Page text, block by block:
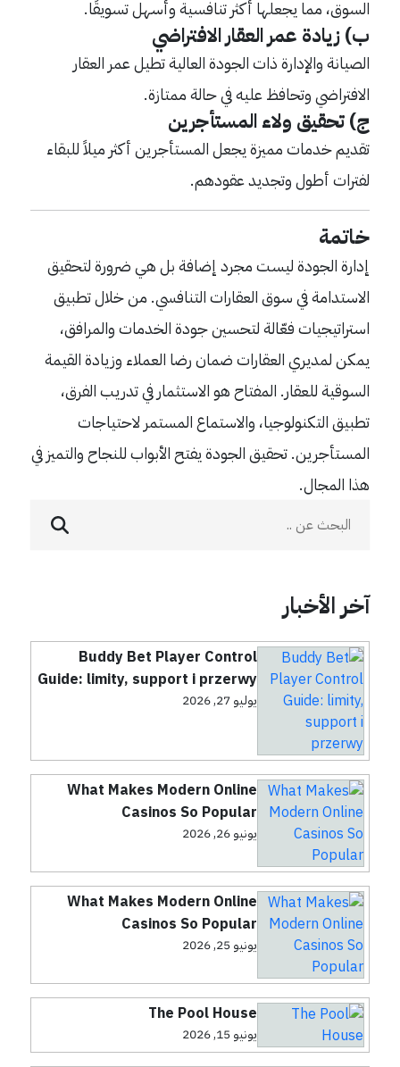
السوق، مما يجعلها أكثر تنافسية وأسهل تسويقًا.
ب) زيادة عمر العقار الافتراضي
الصيانة والإدارة ذات الجودة العالية تطيل عمر العقار
الافتراضي وتحافظ عليه في حالة ممتازة.
ج) تحقيق ولاء المستأجرين
تقديم خدمات مميزة يجعل المستأجرين أكثر ميلاً للبقاء
لفترات أطول وتجديد عقودهم.
خاتمة
إدارة الجودة ليست مجرد إضافة بل هي ضرورة لتحقيق
الاستدامة في سوق العقارات التنافسي. من خلال تطبيق
استراتيجيات فعّالة لتحسين جودة الخدمات والمرافق،
يمكن لمديري العقارات ضمان رضا العملاء وزيادة القيمة
السوقية للعقار. المفتاح هو الاستثمار في تدريب الفرق،
تطبيق التكنولوجيا، والاستماع المستمر لاحتياجات
المستأجرين. تحقيق الجودة يفتح الأبواب للنجاح والتميز في
هذا المجال.
آخر الأخبار
Buddy Bet Player Control
Guide: limity, support i przerwy
يوليو 27, 2026
What Makes Modern Online
Casinos So Popular
يونيو 26, 2026
What Makes Modern Online
Casinos So Popular
يونيو 25, 2026
The Pool House
يونيو 15, 2026